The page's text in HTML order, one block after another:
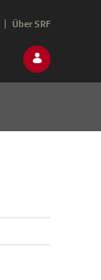
Über SRF